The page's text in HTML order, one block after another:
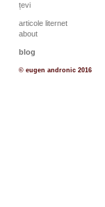
țevi
articole liternet
about
blog
© eugen andronic 2016